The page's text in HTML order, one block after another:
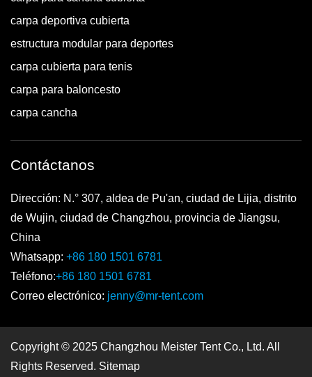
carpa deportiva cubierta
estructura modular para deportes
carpa cubierta para tenis
carpa para baloncesto
carpa cancha
Contáctanos
Dirección: N.° 307, aldea de Pu'an, ciudad de Lijia, distrito
de Wujin, ciudad de Changzhou, provincia de Jiangsu,
China
Whatsapp: +86 180 1501 6781
Teléfono:+86 180 1501 6781
Correo electrónico: jenny@mr-tent.com
Copyright © 2025 Changzhou Meister Tent Co., Ltd. All
Rights Reserved. Sitemap